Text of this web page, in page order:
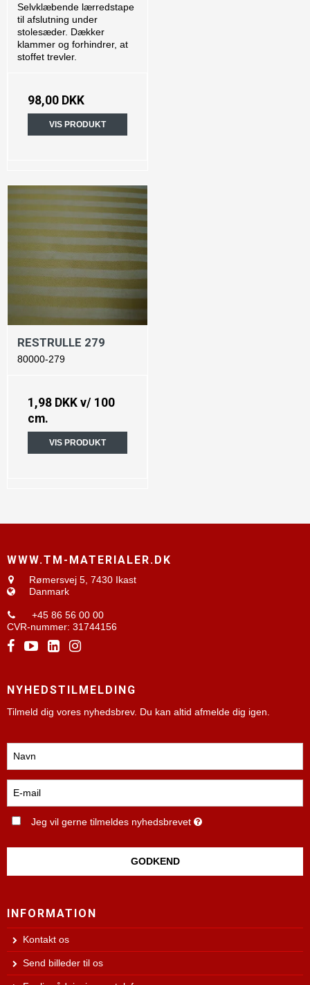
Selvklæbende lærredstape
til afslutning under
stolesæder. Dækker
klammer og forhindrer, at
stoffet trevler.
98,00 DKK
VIS PRODUKT
RESTRULLE 279
80000-279
1,98 DKK v/ 100
cm.
VIS PRODUKT
WWW.TM-MATERIALER.DK
Rømersvej 5, 7430 Ikast
Danmark
+45 86 56 00 00
CVR-nummer: 31744156
NYHEDSTILMELDING
Tilmeld dig vores nyhedsbrev. Du kan altid afmelde dig igen.
Jeg vil gerne tilmeldes nyhedsbrevet
GODKEND
INFORMATION
Kontakt os
Send billeder til os